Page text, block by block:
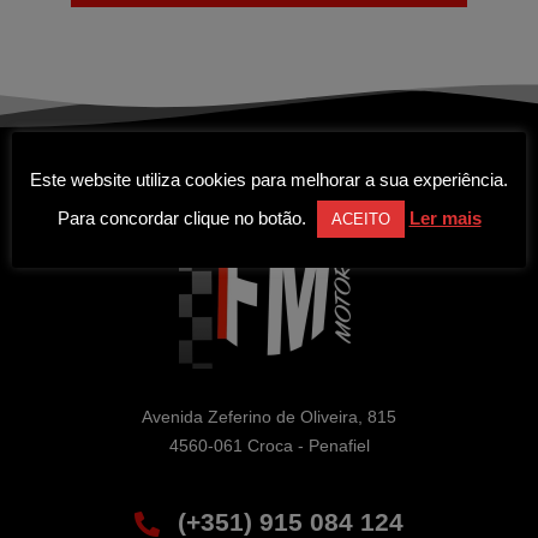
Avenida Zeferino de Oliveira, 815
4560-061 Croca - Penafiel
(+351) 915 084 124
Este website utiliza cookies para melhorar a sua experiência.
Para concordar clique no botão.
ACEITO Ler mais